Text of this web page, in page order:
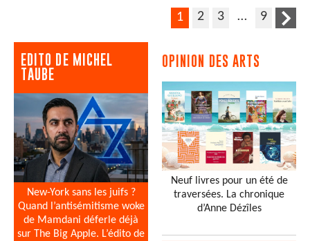
1 2 3 … 9
EDITO DE MICHEL
TAUBE
New-York sans les juifs ?
Quand l’antisémitisme woke
de Mamdani déferle déjà
sur The Big Apple. L’édito de
OPINION DES ARTS
Neuf livres pour un été de
traversées. La chronique
d’Anne Dézîles